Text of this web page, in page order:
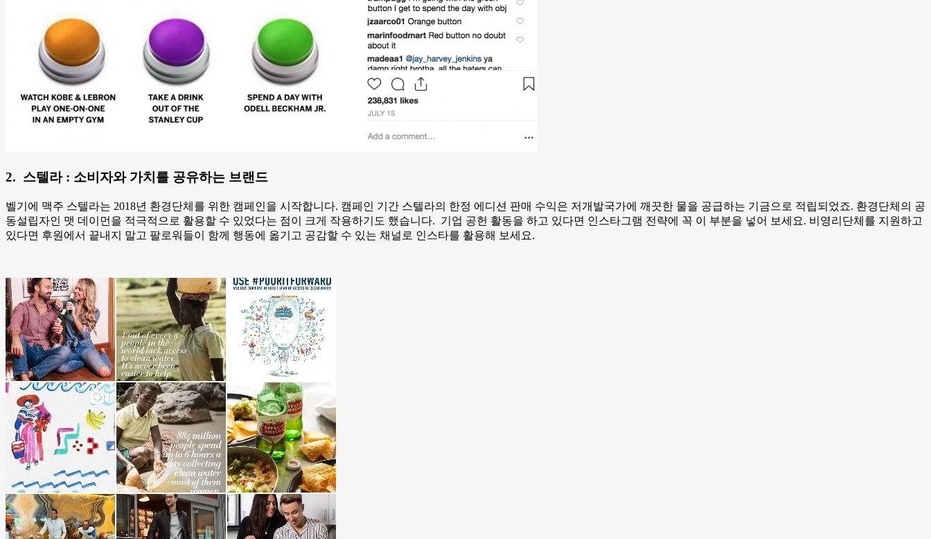
2. 스텔라 : 소비자와 가치를 공유하는 브랜드
벨기에 맥주 스텔라는 2018년 환경단체를 위한 캠페인을 시작합니다. 캠페인 기간 스텔라의 한정 에디션 판매 수익은 저개발국가에 깨끗한 물을 공급하는 기금으로 적립되었죠. 환경단체의 공
동설립자인 맷 데이먼을 적극적으로 활용할 수 있었다는 점이 크게 작용하기도 했습니다. 기업 공헌 활동을 하고 있다면 인스타그램 전략에 꼭 이 부분을 넣어 보세요. 비영리단체를 지원하고
있다면 후원에서 끝내지 말고 팔로워들이 함께 행동에 옮기고 공감할 수 있는 채널로 인스타를 활용해 보세요.